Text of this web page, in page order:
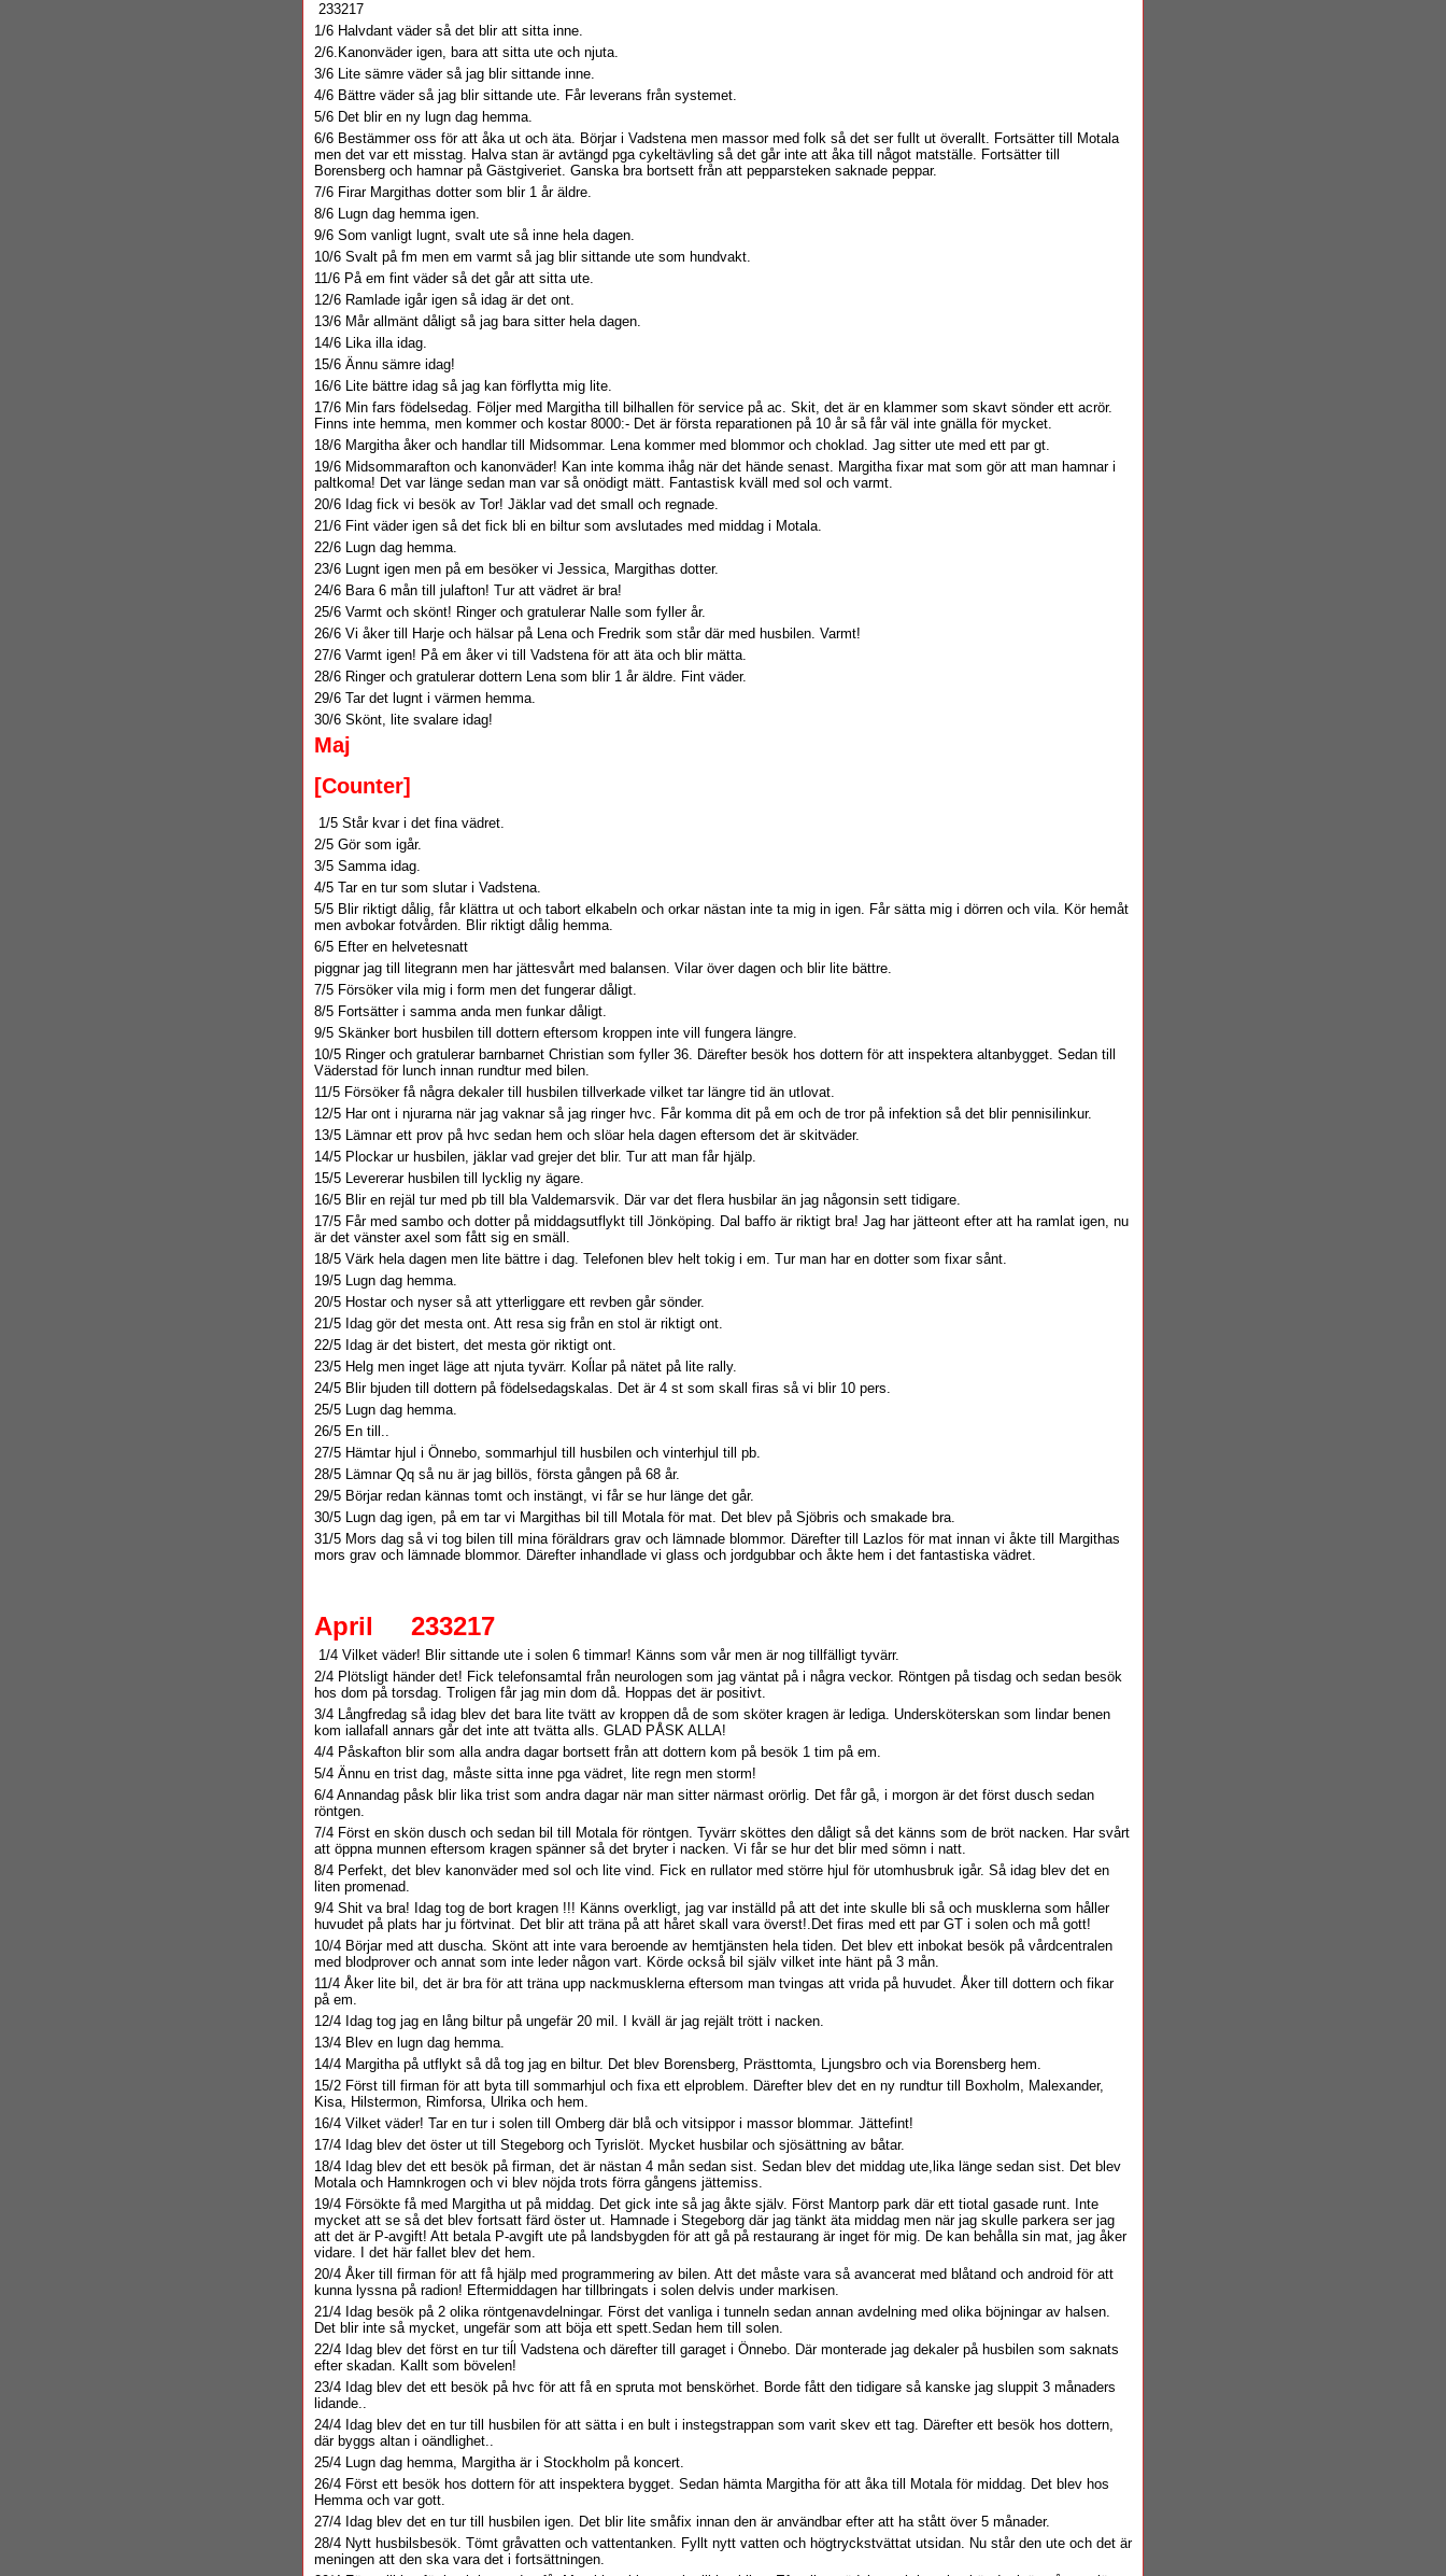
233217
1/6 Halvdant väder så det blir att sitta inne.
2/6.Kanonväder igen, bara att sitta ute och njuta.
3/6 Lite sämre väder så jag blir sittande inne.
4/6 Bättre väder så jag blir sittande ute. Får leverans från systemet.
5/6 Det blir en ny lugn dag hemma.
6/6 Bestämmer oss för att åka ut och äta. Börjar i Vadstena men massor med folk så det ser fullt ut överallt. Fortsätter till Motala
men det var ett misstag. Halva stan är avtängd pga cykeltävling så det går inte att åka till något matställe. Fortsätter till
Borensberg och hamnar på Gästgiveriet. Ganska bra bortsett från att pepparsteken saknade peppar.
7/6 Firar Margithas dotter som blir 1 år äldre.
8/6 Lugn dag hemma igen.
9/6 Som vanligt lugnt, svalt ute så inne hela dagen.
10/6 Svalt på fm men em varmt så jag blir sittande ute som hundvakt.
11/6 På em fint väder så det går att sitta ute.
12/6 Ramlade igår igen så idag är det ont.
13/6 Mår allmänt dåligt så jag bara sitter hela dagen.
14/6 Lika illa idag.
15/6 Ännu sämre idag!
16/6 Lite bättre idag så jag kan förflytta mig lite.
17/6 Min fars födelsedag. Följer med Margitha till bilhallen för service på ac. Skit, det är en klammer som skavt sönder ett acrör.
Finns inte hemma, men kommer och kostar 8000:- Det är första reparationen på 10 år så får väl inte gnälla för mycket.
18/6 Margitha åker och handlar till Midsommar. Lena kommer med blommor och choklad. Jag sitter ute med ett par gt.
19/6 Midsommarafton och kanonväder! Kan inte komma ihåg när det hände senast. Margitha fixar mat som gör att man hamnar i
paltkoma! Det var länge sedan man var så onödigt mätt. Fantastisk kväll med sol och varmt.
20/6 Idag fick vi besök av Tor! Jäklar vad det small och regnade.
21/6 Fint väder igen så det fick bli en biltur som avslutades med middag i Motala.
22/6 Lugn dag hemma.
23/6 Lugnt igen men på em besöker vi Jessica, Margithas dotter.
24/6 Bara 6 mån till julafton! Tur att vädret är bra!
25/6 Varmt och skönt! Ringer och gratulerar Nalle som fyller år.
26/6 Vi åker till Harje och hälsar på Lena och Fredrik som står där med husbilen. Varmt!
27/6 Varmt igen! På em åker vi till Vadstena för att äta och blir mätta.
28/6 Ringer och gratulerar dottern Lena som blir 1 år äldre. Fint väder.
29/6 Tar det lugnt i värmen hemma.
30/6 Skönt, lite svalare idag!
Maj
[Counter]
1/5 Står kvar i det fina vädret.
2/5 Gör som igår.
3/5 Samma idag.
4/5 Tar en tur som slutar i Vadstena.
5/5 Blir riktigt dålig, får klättra ut och tabort elkabeln och orkar nästan inte ta mig in igen. Får sätta mig i dörren och vila. Kör hemåt
men avbokar fotvården. Blir riktigt dålig hemma.
6/5 Efter en helvetesnatt
piggnar jag till litegrann men har jättesvårt med balansen. Vilar över dagen och blir lite bättre.
7/5 Försöker vila mig i form men det fungerar dåligt.
8/5 Fortsätter i samma anda men funkar dåligt.
9/5 Skänker bort husbilen till dottern eftersom kroppen inte vill fungera längre.
10/5 Ringer och gratulerar barnbarnet Christian som fyller 36. Därefter besök hos dottern för att inspektera altanbygget. Sedan till
Väderstad för lunch innan rundtur med bilen.
11/5 Försöker få några dekaler till husbilen tillverkade vilket tar längre tid än utlovat.
12/5 Har ont i njurarna när jag vaknar så jag ringer hvc. Får komma dit på em och de tror på infektion så det blir pennisilinkur.
13/5 Lämnar ett prov på hvc sedan hem och slöar hela dagen eftersom det är skitväder.
14/5 Plockar ur husbilen, jäklar vad grejer det blir. Tur att man får hjälp.
15/5 Levererar husbilen till lycklig ny ägare.
16/5 Blir en rejäl tur med pb till bla Valdemarsvik. Där var det flera husbilar än jag någonsin sett tidigare.
17/5 Får med sambo och dotter på middagsutflykt till Jönköping. Dal baffo är riktigt bra! Jag har jätteont efter att ha ramlat igen, nu
är det vänster axel som fått sig en smäll.
18/5 Värk hela dagen men lite bättre i dag. Telefonen blev helt tokig i em. Tur man har en dotter som fixar sånt.
19/5 Lugn dag hemma.
20/5 Hostar och nyser så att ytterliggare ett revben går sönder.
21/5 Idag gör det mesta ont. Att resa sig från en stol är riktigt ont.
22/5 Idag är det bistert, det mesta gör riktigt ont.
23/5 Helg men inget läge att njuta tyvärr. Koĺlar på nätet på lite rally.
24/5 Blir bjuden till dottern på födelsedagskalas. Det är 4 st som skall firas så vi blir 10 pers.
25/5 Lugn dag hemma.
26/5 En till..
27/5 Hämtar hjul i Önnebo, sommarhjul till husbilen och vinterhjul till pb.
28/5 Lämnar Qq så nu är jag billös, första gången på 68 år.
29/5 Börjar redan kännas tomt och instängt, vi får se hur länge det går.
30/5 Lugn dag igen, på em tar vi Margithas bil till Motala för mat. Det blev på Sjöbris och smakade bra.
31/5 Mors dag så vi tog bilen till mina föräldrars grav och lämnade blommor. Därefter till Lazlos för mat innan vi åkte till Margithas
mors grav och lämnade blommor. Därefter inhandlade vi glass och jordgubbar och åkte hem i det fantastiska vädret.
April 233217
1/4 Vilket väder! Blir sittande ute i solen 6 timmar! Känns som vår men är nog tillfälligt tyvärr.
2/4 Plötsligt händer det! Fick telefonsamtal från neurologen som jag väntat på i några veckor. Röntgen på tisdag och sedan besök
hos dom på torsdag. Troligen får jag min dom då. Hoppas det är positivt.
3/4 Långfredag så idag blev det bara lite tvätt av kroppen då de som sköter kragen är lediga. Undersköterskan som lindar benen
kom iallafall annars går det inte att tvätta alls. GLAD PÅSK ALLA!
4/4 Påskafton blir som alla andra dagar bortsett från att dottern kom på besök 1 tim på em.
5/4 Ännu en trist dag, måste sitta inne pga vädret, lite regn men storm!
6/4 Annandag påsk blir lika trist som andra dagar när man sitter närmast orörlig. Det får gå, i morgon är det först dusch sedan
röntgen.
7/4 Först en skön dusch och sedan bil till Motala för röntgen. Tyvärr sköttes den dåligt så det känns som de bröt nacken. Har svårt
att öppna munnen eftersom kragen spänner så det bryter i nacken. Vi får se hur det blir med sömn i natt.
8/4 Perfekt, det blev kanonväder med sol och lite vind. Fick en rullator med större hjul för utomhusbruk igår. Så idag blev det en
liten promenad.
9/4 Shit va bra! Idag tog de bort kragen !!! Känns overkligt, jag var inställd på att det inte skulle bli så och musklerna som håller
huvudet på plats har ju förtvinat. Det blir att träna på att håret skall vara överst!.Det firas med ett par GT i solen och må gott!
10/4 Börjar med att duscha. Skönt att inte vara beroende av hemtjänsten hela tiden. Det blev ett inbokat besök på vårdcentralen
med blodprover och annat som inte leder någon vart. Körde också bil själv vilket inte hänt på 3 mån.
11/4 Åker lite bil, det är bra för att träna upp nackmusklerna eftersom man tvingas att vrida på huvudet. Åker till dottern och fikar
på em.
12/4 Idag tog jag en lång biltur på ungefär 20 mil. I kväll är jag rejält trött i nacken.
13/4 Blev en lugn dag hemma.
14/4 Margitha på utflykt så då tog jag en biltur. Det blev Borensberg, Prästtomta, Ljungsbro och via Borensberg hem.
15/2 Först till firman för att byta till sommarhjul och fixa ett elproblem. Därefter blev det en ny rundtur till Boxholm, Malexander,
Kisa, Hilstermon, Rimforsa, Ulrika och hem.
16/4 Vilket väder! Tar en tur i solen till Omberg där blå och vitsippor i massor blommar. Jättefint!
17/4 Idag blev det öster ut till Stegeborg och Tyrislöt. Mycket husbilar och sjösättning av båtar.
18/4 Idag blev det ett besök på firman, det är nästan 4 mån sedan sist. Sedan blev det middag ute,lika länge sedan sist. Det blev
Motala och Hamnkrogen och vi blev nöjda trots förra gångens jättemiss.
19/4 Försökte få med Margitha ut på middag. Det gick inte så jag åkte själv. Först Mantorp park där ett tiotal gasade runt. Inte
mycket att se så det blev fortsatt färd öster ut. Hamnade i Stegeborg där jag tänkt äta middag men när jag skulle parkera ser jag
att det är P-avgift! Att betala P-avgift ute på landsbygden för att gå på restaurang är inget för mig. De kan behålla sin mat, jag åker
vidare. I det här fallet blev det hem.
20/4 Åker till firman för att få hjälp med programmering av bilen. Att det måste vara så avancerat med blåtand och android för att
kunna lyssna på radion! Eftermiddagen har tillbringats i solen delvis under markisen.
21/4 Idag besök på 2 olika röntgenavdelningar. Först det vanliga i tunneln sedan annan avdelning med olika böjningar av halsen.
Det blir inte så mycket, ungefär som att böja ett spett.Sedan hem till solen.
22/4 Idag blev det först en tur tiĺl Vadstena och därefter till garaget i Önnebo. Där monterade jag dekaler på husbilen som saknats
efter skadan. Kallt som bövelen!
23/4 Idag blev det ett besök på hvc för att få en spruta mot benskörhet. Borde fått den tidigare så kanske jag sluppit 3 månaders
lidande..
24/4 Idag blev det en tur till husbilen för att sätta i en bult i instegstrappan som varit skev ett tag. Därefter ett besök hos dottern,
där byggs altan i oändlighet..
25/4 Lugn dag hemma, Margitha är i Stockholm på koncert.
26/4 Först ett besök hos dottern för att inspektera bygget. Sedan hämta Margitha för att åka till Motala för middag. Det blev hos
Hemma och var gott.
27/4 Idag blev det en tur till husbilen igen. Det blir lite småfix innan den är användbar efter att ha stått över 5 månader.
28/4 Nytt husbilsbesök. Tömt gråvatten och vattentanken. Fyllt nytt vatten och högtryckstvättat utsidan. Nu står den ute och det är
meningen att den ska vara det i fortsättningen.